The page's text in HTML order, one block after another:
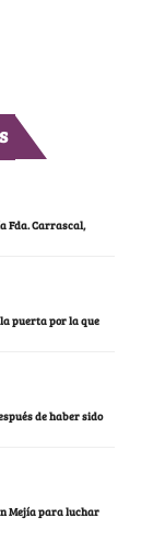
Fda. Carrascal,
puerta por la que
de haber sido
Mejía para luchar